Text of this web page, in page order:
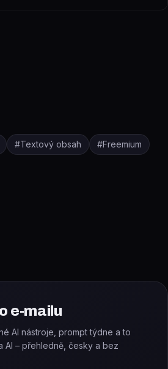
#Textový obsah #Freemium
e-mailu
AI nástroje, prompt týdne a to
AI – přehledně, česky a bez